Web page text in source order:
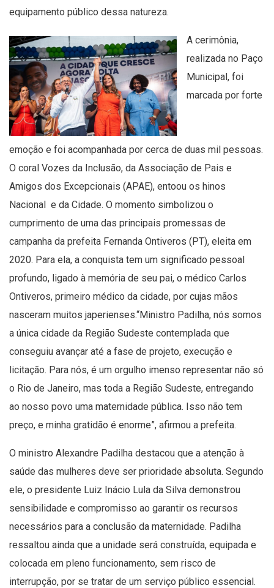
equipamento público dessa natureza.
A cerimônia,
realizada no Paço
Municipal, foi
marcada por forte
emoção e foi acompanhada por cerca de duas mil pessoas.
O coral Vozes da Inclusão, da Associação de Pais e
Amigos dos Excepcionais (APAE), entoou os hinos
Nacional e da Cidade. O momento simbolizou o
cumprimento de uma das principais promessas de
campanha da prefeita Fernanda Ontiveros (PT), eleita em
2020. Para ela, a conquista tem um significado pessoal
profundo, ligado à memória de seu pai, o médico Carlos
Ontiveros, primeiro médico da cidade, por cujas mãos
nasceram muitos japerienses.“Ministro Padilha, nós somos
a única cidade da Região Sudeste contemplada que
conseguiu avançar até a fase de projeto, execução e
licitação. Para nós, é um orgulho imenso representar não só
o Rio de Janeiro, mas toda a Região Sudeste, entregando
ao nosso povo uma maternidade pública. Isso não tem
preço, e minha gratidão é enorme”, afirmou a prefeita.
O ministro Alexandre Padilha destacou que a atenção à
saúde das mulheres deve ser prioridade absoluta. Segundo
ele, o presidente Luiz Inácio Lula da Silva demonstrou
sensibilidade e compromisso ao garantir os recursos
necessários para a conclusão da maternidade. Padilha
ressaltou ainda que a unidade será construída, equipada e
colocada em pleno funcionamento, sem risco de
interrupção, por se tratar de um serviço público essencial.